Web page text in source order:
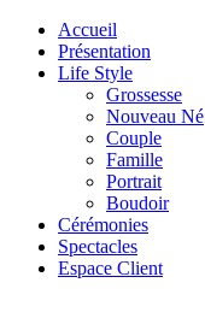
Accueil
Présentation
Life Style
Grossesse
Nouveau Né
Couple
Famille
Portrait
Boudoir
Cérémonies
Spectacles
Espace Client